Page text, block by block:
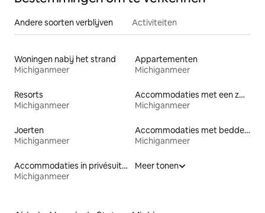
Andere soorten verblijven Activiteiten
Woningen nabij het strand
Michiganmeer
Appartementen
Michiganmeer
Resorts
Michiganmeer
Accommodaties met een zwembad
Michiganmeer
Joerten
Michiganmeer
Accommodaties met bedden op toegankelijke hoogte
Michiganmeer
Accommodaties in privésuites
Michiganmeer
Meer tonen